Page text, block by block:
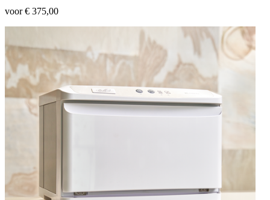
voor € 375,00